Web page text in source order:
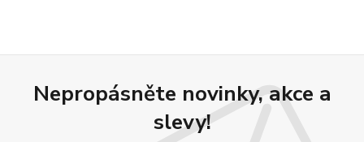
Nepropásněte novinky, akce a
slevy!